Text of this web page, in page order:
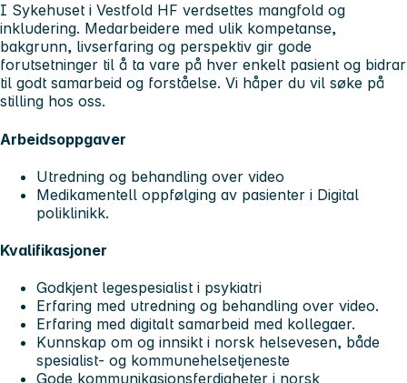
I Sykehuset i Vestfold HF verdsettes mangfold og
inkludering. Medarbeidere med ulik kompetanse,
bakgrunn, livserfaring og perspektiv gir gode
forutsetninger til å ta vare på hver enkelt pasient og bidrar
til godt samarbeid og forståelse. Vi håper du vil søke på
stilling hos oss.
Arbeidsoppgaver
Utredning og behandling over video
Medikamentell oppfølging av pasienter i Digital
poliklinikk.
Kvalifikasjoner
Godkjent legespesialist i psykiatri
Erfaring med utredning og behandling over video.
Erfaring med digitalt samarbeid med kollegaer.
Kunnskap om og innsikt i norsk helsevesen, både
spesialist- og kommunehelsetjeneste
Gode kommunikasjonsferdigheter i norsk